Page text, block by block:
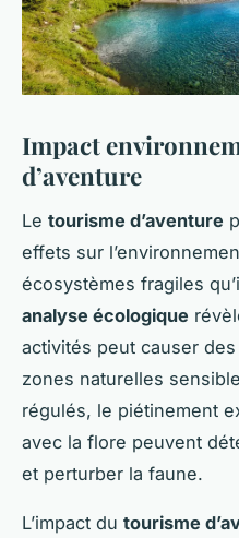
Impact
d’aventure
Le tourisme d’aventure
effets sur
écosystèmes fragiles
analyse écologique
activités peut causer
zones naturelles
régulés, le piétinement
avec la flore peuvent
et perturber la faune.
L’impact du tourisme